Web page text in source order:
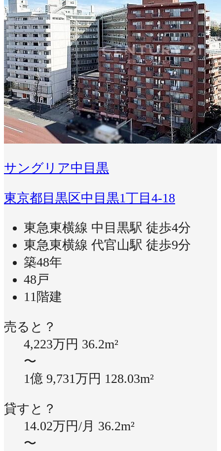
サングリア中目黒
東京都目黒区中目黒1丁目4-18
東急東横線 中目黒駅 徒歩4分
東急東横線 代官山駅 徒歩9分
築48年
48戸
11階建
売ると？
4,223万円 36.2m²
〜
1億 9,731万円 128.03m²
貸すと？
14.02万円/月 36.2m²
〜